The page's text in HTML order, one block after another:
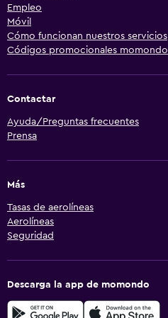
Empleo
Móvil
Cómo funcionan nuestros servicios
Códigos promocionales momondo
Contactar
Ayuda/Preguntas frecuentes
Prensa
Más
Tasas de aerolíneas
Aerolíneas
Seguridad
Descarga la app de momondo